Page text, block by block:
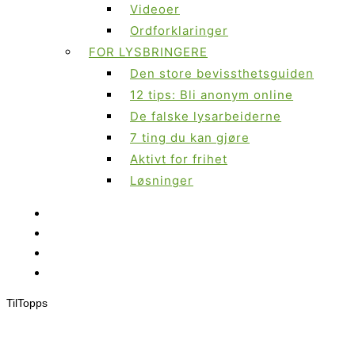
Videoer
Ordforklaringer
FOR LYSBRINGERE
Den store bevissthetsguiden
12 tips: Bli anonym online
De falske lysarbeiderne
7 ting du kan gjøre
Aktivt for frihet
Løsninger
TilTopps